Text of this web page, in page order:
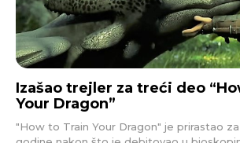
Izašao trejler za treći deo
Your Dragon”
"How to Train Your Dragon" je prirastao